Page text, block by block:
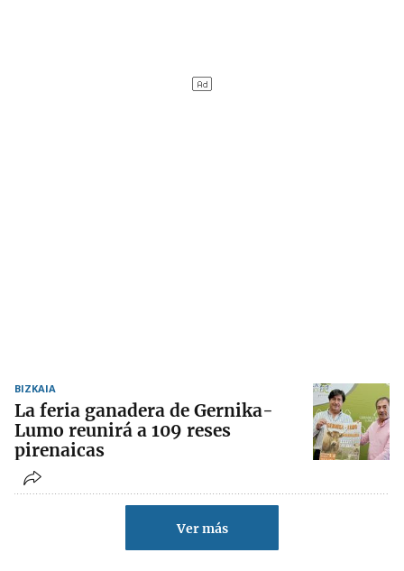
BIZKAIA
La feria ganadera de Gernika-
Lumo reunirá a 109 reses
pirenaicas
Ver más